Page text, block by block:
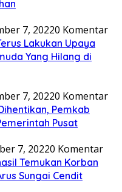
7, 20220 Komentar
Lakukan Upaya
Yang Hilang di
7, 20220 Komentar
Pemkab
Pusat
7, 20220 Komentar
Temukan Korban
Sungai Cendit